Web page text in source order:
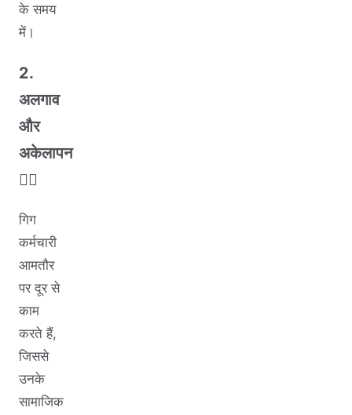
के समय
में।
2.
अलगाव
और
अकेलापन
🧍‍♀️
गिग
कर्मचारी
आमतौर
पर दूर से
काम
करते हैं,
जिससे
उनके
सामाजिक